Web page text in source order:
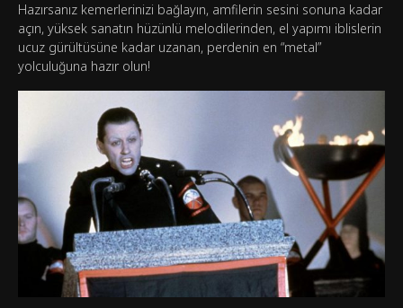
Hazırsanız kemerlerinizi bağlayın, amfilerin sesini sonuna kadar
açın, yüksek sanatın hüzünlü melodilerinden, el yapımı iblislerin
ucuz gürültüsüne kadar uzanan, perdenin en “metal”
yolculuğuna hazır olun!